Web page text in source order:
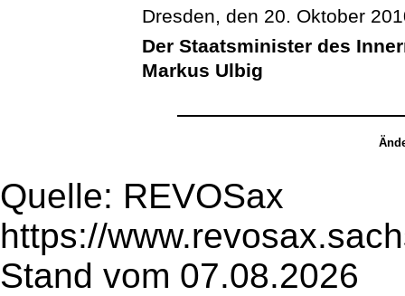
Dresden, den 20. Oktober
Der Staatsminister des
Markus Ulbig
Quelle: REVOSax
https://
Stand vom 07.08.2026